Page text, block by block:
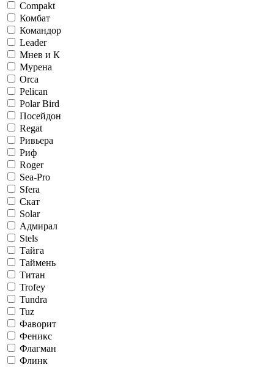
Compakt
Комбат
Командор
Leader
Мнев и К
Мурена
Orca
Pelican
Polar Bird
Посейдон
Regat
Ривьера
Риф
Roger
Sea-Pro
Sfera
Скат
Solar
Адмирал
Stels
Тайга
Таймень
Титан
Trofey
Tundra
Tuz
Фаворит
Феникс
Флагман
Флинк